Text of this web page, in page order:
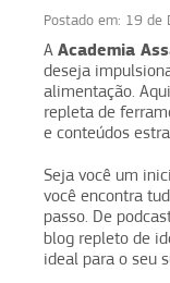
Postado em: 19 de
A Academia
deseja
alimentação.
repleta de
e conteúdos
Seja você um
você encontra
passo. De
blog repleto de
ideal para o seu